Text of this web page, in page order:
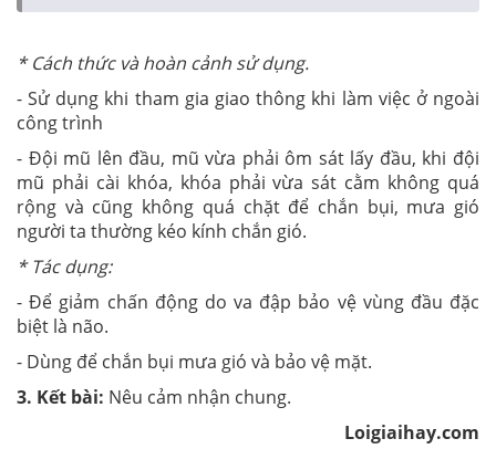
* Cách thức và hoàn cảnh sử dụng.
- Sử dụng khi tham gia giao thông khi làm việc ở ngoài
công trình
- Đội mũ lên đầu, mũ vừa phải ôm sát lấy đầu, khi đội
mũ phải cài khóa, khóa phải vừa sát cằm không quá
rộng và cũng không quá chặt để chắn bụi, mưa gió
người ta thường kéo kính chắn gió.
* Tác dụng:
- Để giảm chấn động do va đập bảo vệ vùng đầu đặc
biệt là não.
- Dùng để chắn bụi mưa gió và bảo vệ mặt.
3. Kết bài: Nêu cảm nhận chung.
Loigiaihay.com